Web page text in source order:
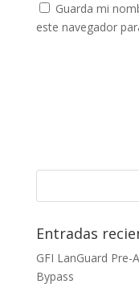
Guarda mi
este navegador
Entradas
GFI LanGuard
Bypass